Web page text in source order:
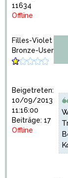
11634
Offline
Filles-Violet
Bronze-User
Beigetreten:
10/09/2013
11:16:00
Beiträge: 17
Offline